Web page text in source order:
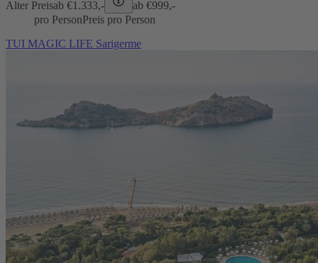
Alter Preisab €1.333,- ab €999,-
pro PersonPreis pro Person
TUI MAGIC LIFE Sarigerme